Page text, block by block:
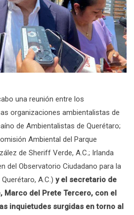
una reunión entre los
organizaciones ambientalistas de
de Ambientalistas de Querétaro;
Ambiental del Parque
de Sheriff Verde, A.C.; Irlanda
del Observatorio Ciudadano para la
A.C.) y el secretario de
Marco del Prete Tercero, con el
inquietudes surgidas en torno al